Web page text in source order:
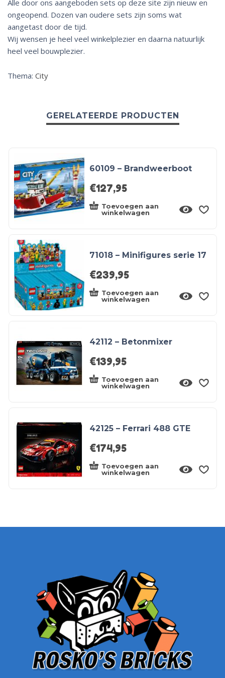
Alle door ons aangeboden sets op deze site zijn nieuw en
ongeopend. Dozen van oudere sets zijn soms wat
aangetast door de tijd.
Wij wensen je heel veel winkelplezier en daarna natuurlijk
heel veel bouwplezier.
Thema: City
GERELATEERDE PRODUCTEN
60109 – Brandweerboot
€127,95
Toevoegen aan
winkelwagen
71018 – Minifigures serie 17
€239,95
Toevoegen aan
winkelwagen
42112 – Betonmixer
€139,95
Toevoegen aan
winkelwagen
42125 – Ferrari 488 GTE
€174,95
Toevoegen aan
winkelwagen